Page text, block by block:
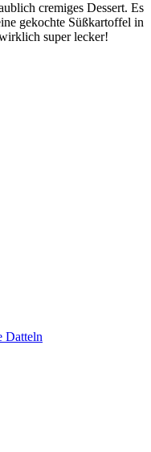
cremiges Dessert. Es
gekochte Süßkartoffel in
super lecker!
Datteln